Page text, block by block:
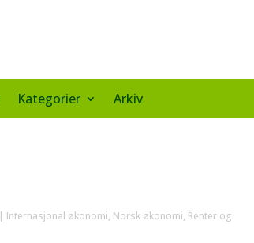
Kategorier Arkiv
| Internasjonal økonomi, Norsk økonomi, Renter og